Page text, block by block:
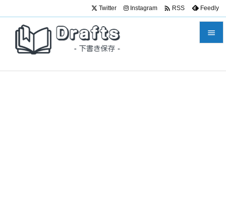

Twitter Instagram  RSS Feedly